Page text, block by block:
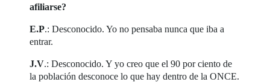
afiliarse?
E.P.: Desconocido. Yo no pensaba nunca que iba a
entrar.
J.V.: Desconocido. Y yo creo que el 90 por ciento de
la población desconoce lo que hay dentro de la ONCE.